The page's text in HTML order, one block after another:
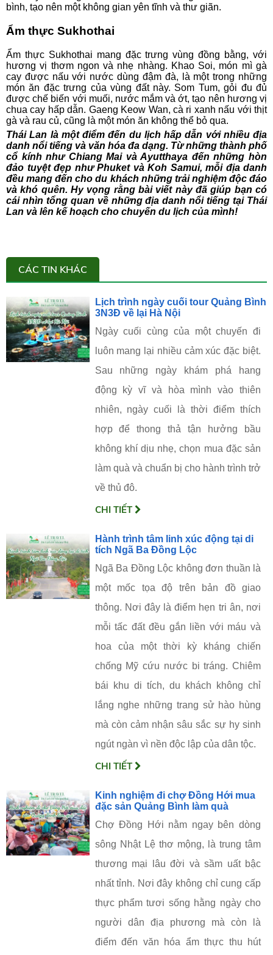
bình, tạo nên một không gian yên tĩnh và thư giãn.
Ẩm thực Sukhothai
Ẩm thực Sukhothai mang đặc trưng vùng đồng bằng, với
hương vị thơm ngon và nhẹ nhàng. Khao Soi, món mì gà
cay được nấu với nước dùng đậm đà, là một trong những
món ăn đặc trưng của vùng đất này. Som Tum, gỏi đu đủ
được chế biến với muối, nước mắm và ớt, tạo nên hương vị
chua cay hấp dẫn. Gaeng Keow Wan, cà ri xanh nấu với thịt
gà và rau củ, cũng là một món ăn không thể bỏ qua.
Thái Lan là một điểm đến du lịch hấp dẫn với nhiều địa
danh nổi tiếng và văn hóa đa dạng. Từ những thành phố
cổ kính như Chiang Mai và Ayutthaya đến những hòn
đảo tuyệt đẹp như Phuket và Koh Samui, mỗi địa danh
đều mang đến cho du khách những trải nghiệm độc đáo
và khó quên. Hy vọng rằng bài viết này đã giúp bạn có
cái nhìn tổng quan về những địa danh nổi tiếng tại Thái
Lan và lên kế hoạch cho chuyến du lịch của mình!
CÁC TIN KHÁC
Lịch trình ngày cuối tour Quảng Bình
3N3Đ về lại Hà Nội
Ngày cuối cùng của một chuyến đi
luôn mang lại nhiều cảm xúc đặc biệt.
Sau những ngày khám phá hang
động kỳ vĩ và hòa mình vào thiên
nhiên, ngày cuối là thời điểm thích
hợp để thong thả tận hưởng bầu
không khí dịu nhẹ, chọn mua đặc sản
làm quà và chuẩn bị cho hành trình trở
về thủ đô.
CHI TIẾT
Hành trình tâm linh xúc động tại di
tích Ngã Ba Đồng Lộc
Ngã Ba Đồng Lộc không đơn thuần là
một mốc tọa độ trên bản đồ giao
thông. Nơi đây là điểm hẹn tri ân, nơi
mỗi tấc đất đều gắn liền với máu và
hoa của một thời kỳ kháng chiến
chống Mỹ cứu nước bi tráng. Chiêm
bái khu di tích, du khách không chỉ
lắng nghe những trang sử hào hùng
mà còn cảm nhận sâu sắc sự hy sinh
ngút ngàn vì nền độc lập của dân tộc.
CHI TIẾT
Kinh nghiệm đi chợ Đồng Hới mua
đặc sản Quảng Bình làm quà
Chợ Đồng Hới nằm ngay bên dòng
sông Nhật Lệ thơ mộng, là trung tâm
thương mại lâu đời và sầm uất bậc
nhất tỉnh. Nơi đây không chỉ cung cấp
thực phẩm tươi sống hằng ngày cho
người dân địa phương mà còn là
điểm đến văn hóa ẩm thực thu hút